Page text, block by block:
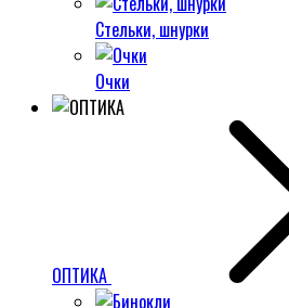
Стельки, шнурки
Очки
ОПТИКА